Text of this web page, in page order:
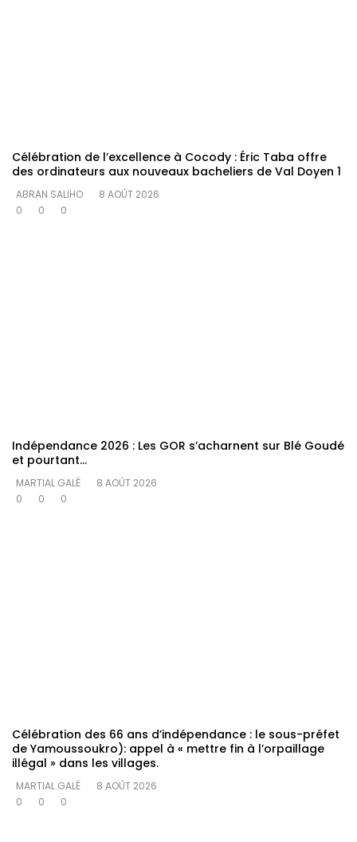
Célébration de l’excellence à Cocody : Éric Taba offre
des ordinateurs aux nouveaux bacheliers de Val Doyen 1
ABRAN SALIHO
8 AOÛT 2026
0
0 0
Indépendance 2026 : Les GOR s’acharnent sur Blé Goudé
et pourtant…
MARTIAL GALÉ
8 AOÛT 2026
0
0 0
Célébration des 66 ans d’indépendance : le sous-préfet
de Yamoussoukro): appel à « mettre fin à l’orpaillage
illégal » dans les villages.
MARTIAL GALÉ
8 AOÛT 2026
0
0 0